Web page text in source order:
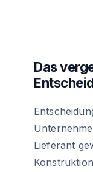
Das
Lieferant